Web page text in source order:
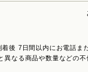
後 7日間以内にお電話ま
異なる商品や数量などの